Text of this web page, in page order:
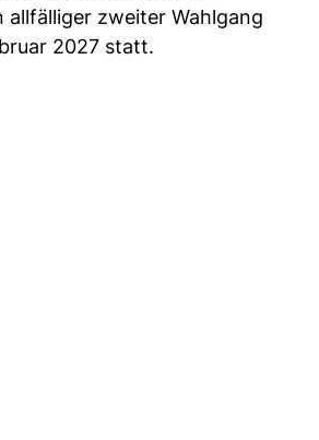
allfälliger zweiter Wahlgang
2027 statt.